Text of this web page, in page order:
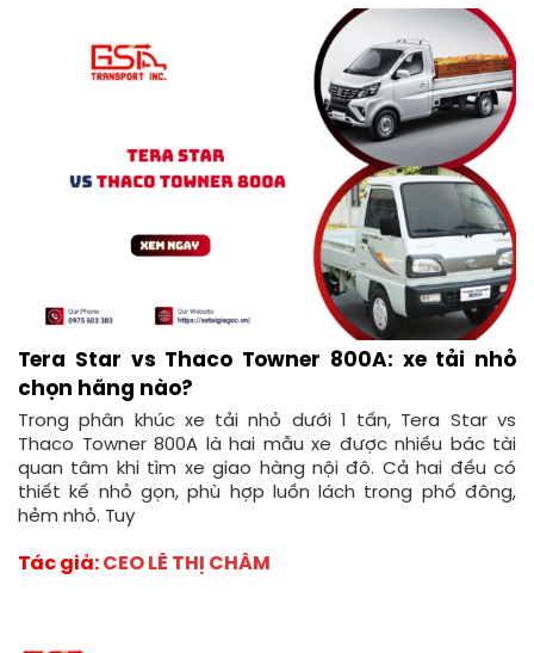
Tera Star vs Thaco Towner 800A: xe tải nhỏ
chọn hãng nào?
Trong phân khúc xe tải nhỏ dưới 1 tấn, Tera Star vs
Thaco Towner 800A là hai mẫu xe được nhiều bác tài
quan tâm khi tìm xe giao hàng nội đô. Cả hai đều có
thiết kế nhỏ gọn, phù hợp luồn lách trong phố đông,
hẻm nhỏ. Tuy
Tác giả: CEO LÊ THỊ CHÂM